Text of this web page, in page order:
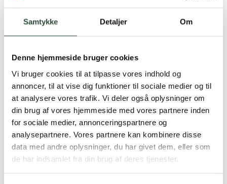
Samtykke Detaljer Om
Denne hjemmeside bruger cookies
Vi bruger cookies til at tilpasse vores indhold og
annoncer, til at vise dig funktioner til sociale medier og til
at analysere vores trafik. Vi deler også oplysninger om
din brug af vores hjemmeside med vores partnere inden
for sociale medier, annonceringspartnere og
analysepartnere. Vores partnere kan kombinere disse
data med andre oplysninger, du har givet dem, eller som
de har indsamlet fra din brug af deres tjenester.
Hurtig levering (30 min. i Kbh)
Hurtigt leveringen via GLS, og DAO
*Gælder ikke ernæringsprodukter.
Stort udvalg af kendte
produkter
Vi tilbyder et stort udvalg af kendte
cremer, vitaminer og andre spændende
produkter – altid til fast lav pris.
Læs mere om Uglecare.dk her